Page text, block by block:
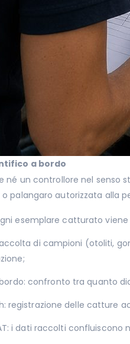
a bordo
né un controllore nel
palangaro autorizzata alla
esemplare catturato
di campioni (otoliti,
confronto tra quanto
registrazione delle catture
i dati raccolti confluiscono